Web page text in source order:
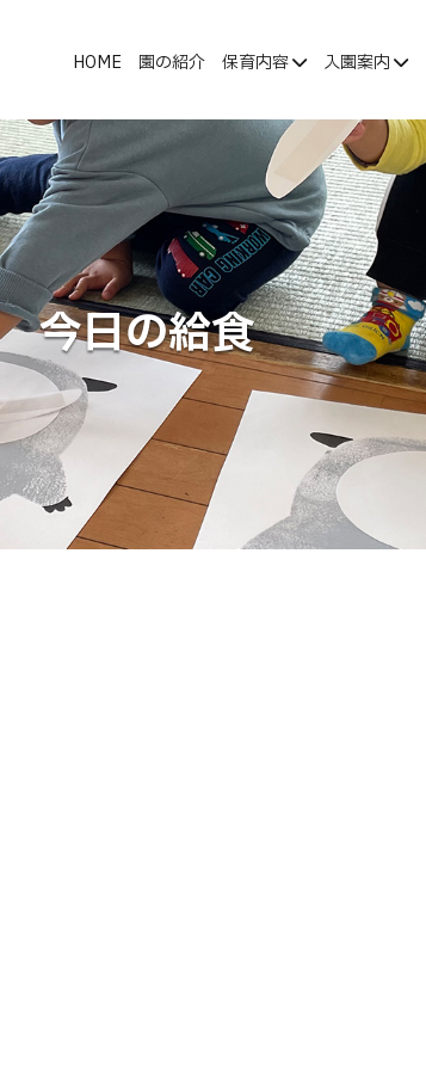
HOME 園の紹介 保育内容 入園案内
今日の給食